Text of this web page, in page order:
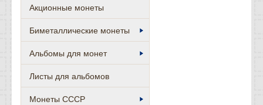
Акционные монеты
Биметаллические монеты
Альбомы для монет
Листы для альбомов
Монеты СССР